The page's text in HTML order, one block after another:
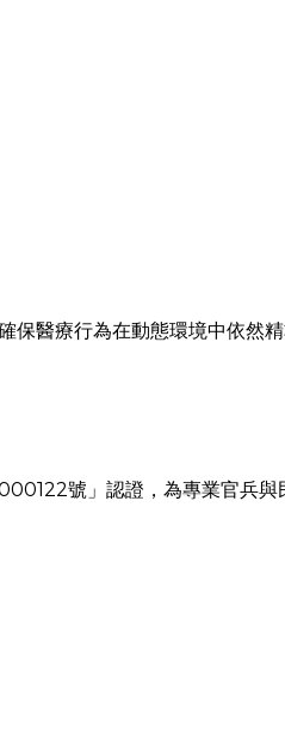
醫療行為在動態環境中依然精
號」認證，為專業官兵與